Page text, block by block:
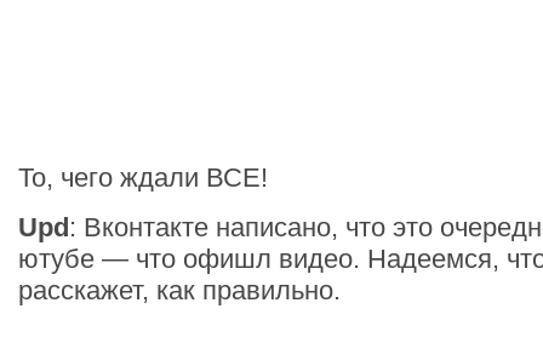
То, чего ждали ВСЕ!
Upd: Вконтакте написано, что это
ютубе — что офишл видео. Надеемся,
расскажет, как правильно.